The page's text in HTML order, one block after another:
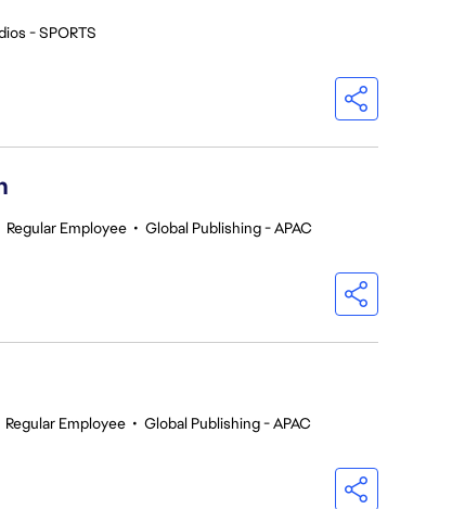
- SPORTS
Regular Employee • Global Publishing - APAC
Regular Employee • Global Publishing - APAC